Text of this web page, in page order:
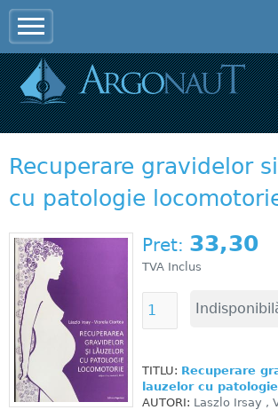
Recuperare gravidelor
cu patologie
Pret: 33,30
TVA Inclus
TITLU: Recuperare
lauzelor cu
AUTORI: Laszlo Irsay ,